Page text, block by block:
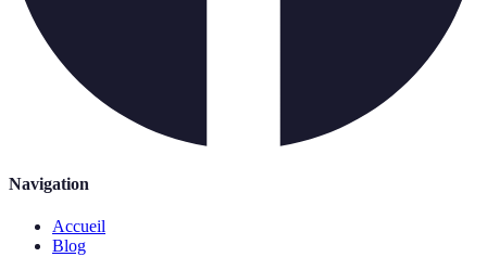
Navigation
Accueil
Blog